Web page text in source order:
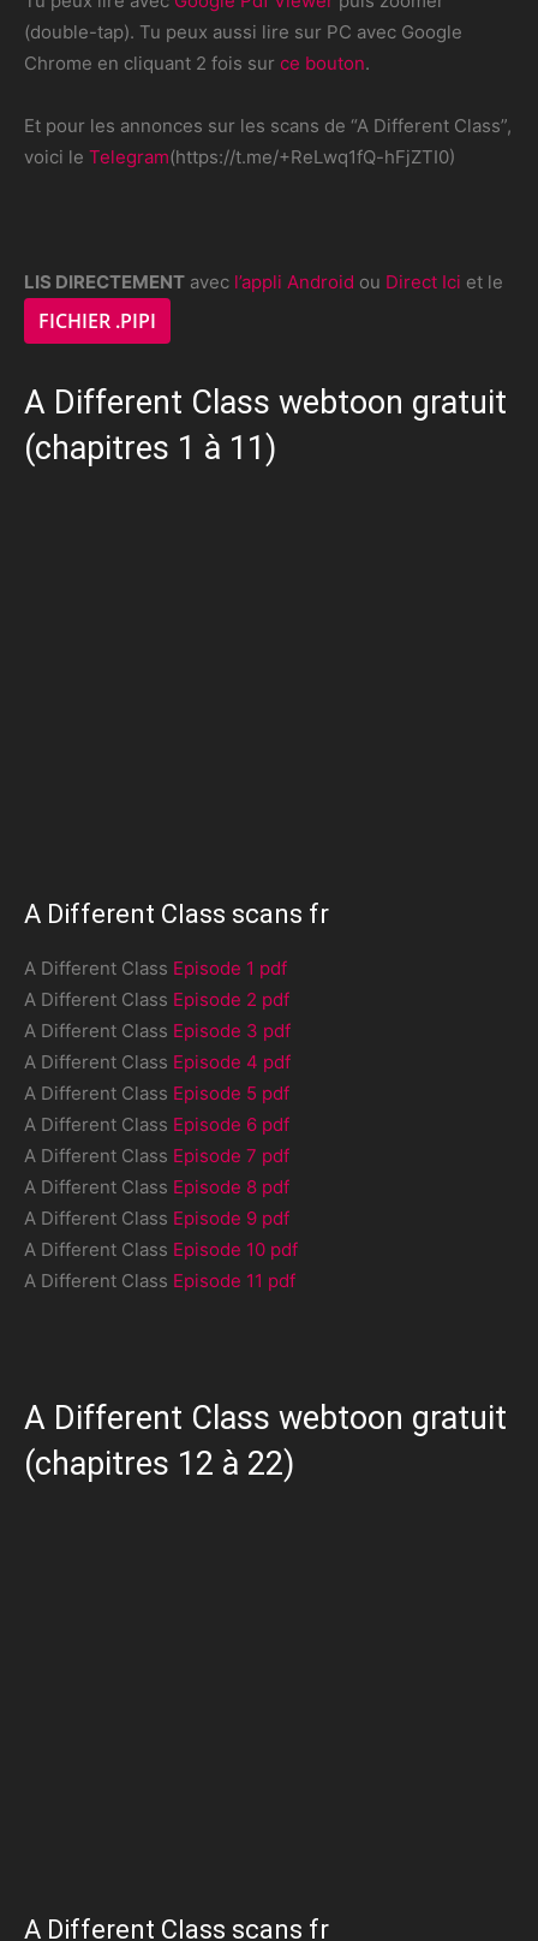
(double-tap). Tu peux aussi lire sur PC avec Google
Chrome en cliquant 2 fois sur ce bouton.
Et pour les annonces sur les scans de “A Different Class”,
voici le Telegram(https://t.me/+ReLwq1fQ-hFjZTI0)
LIS DIRECTEMENT avec l’appli Android ou Direct Ici et le
FICHIER .PIPI
A Different Class webtoon gratuit
(chapitres 1 à 11)
A Different Class scans fr
A Different Class Episode 1 pdf
A Different Class Episode 2 pdf
A Different Class Episode 3 pdf
A Different Class Episode 4 pdf
A Different Class Episode 5 pdf
A Different Class Episode 6 pdf
A Different Class Episode 7 pdf
A Different Class Episode 8 pdf
A Different Class Episode 9 pdf
A Different Class Episode 10 pdf
A Different Class Episode 11 pdf
A Different Class webtoon gratuit
(chapitres 12 à 22)
A Different Class scans fr